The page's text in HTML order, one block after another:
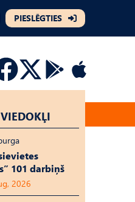
PIESLĒGTIES
101 darbiņš
2026